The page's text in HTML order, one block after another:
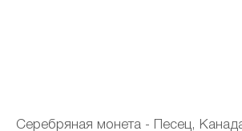
Серебряная монета - Песец,